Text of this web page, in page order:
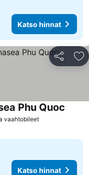
Katso hinnat
Jaa
vaahtobileetKatso hinnat
Phu Quoc
Katso hinnat